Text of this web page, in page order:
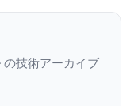
の技術アーカイブ